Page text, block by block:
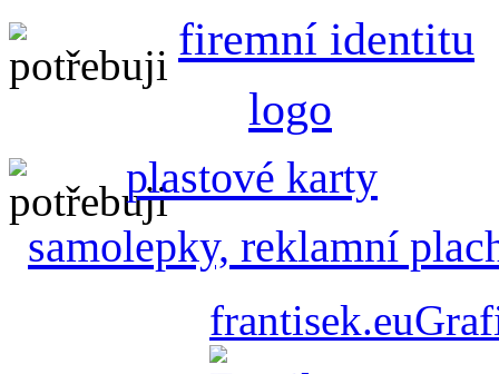
firemní identitu
logo
plastové karty
samolepky, reklamní
frantisek.eu